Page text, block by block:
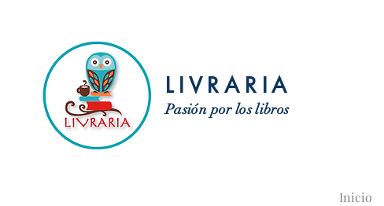
LIVRARIA
Pasión por los libros
Inicio